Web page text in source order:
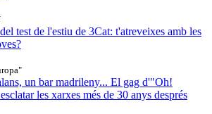
test de l'estiu de 3Cat: t'atreveixes amb les
un bar madrileny... El gag d'"Oh!
les xarxes més de 30 anys després